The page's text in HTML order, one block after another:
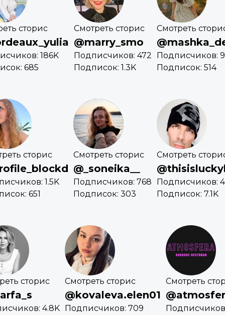
сторис
186K
685
Смотреть сторис
@marry_smo
Подписчиков: 472
Подписок: 1.3K
Смотреть
Подписчиков:
Подписок: 514
сторис
1.5K
651
Смотреть сторис
@_soneika__
Подписчиков: 768
Подписок: 303
Смотреть
Подписчиков:
Подписок: 7.1K
сторис
4.8K
Смотреть сторис
@kovaleva.elen01
Подписчиков: 709
Смотреть